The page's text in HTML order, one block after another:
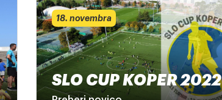
18. novembra
SLO CUP KOPER 2022